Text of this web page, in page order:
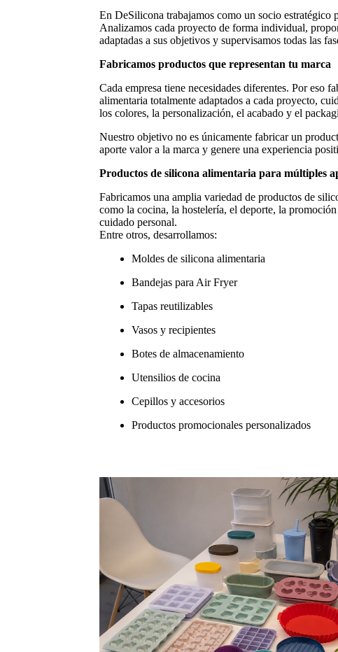
En DeSilicona trabajamos como un socio estratégico
Analizamos cada proyecto de forma individual,
adaptadas a sus objetivos y supervisamos todas las
Fabricamos productos que representan tu marca
Cada empresa tiene necesidades diferentes. Por eso
alimentaria totalmente adaptados a cada proyecto,
los colores, la personalización, el acabado y el
Nuestro objetivo no es únicamente fabricar un
aporte valor a la marca y genere una experiencia
Productos de silicona alimentaria para múltiples
Fabricamos una amplia variedad de productos de
como la cocina, la hostelería, el deporte, la
cuidado personal.
Entre otros, desarrollamos:
Moldes de silicona alimentaria
Bandejas para Air Fryer
Tapas reutilizables
Vasos y recipientes
Botes de almacenamiento
Utensilios de cocina
Cepillos y accesorios
Productos promocionales personalizados